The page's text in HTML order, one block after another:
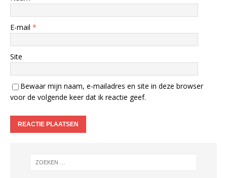
E-mail *
Site
Bewaar mijn naam, e-mailadres en site in deze browser
voor de volgende keer dat ik reactie geef.